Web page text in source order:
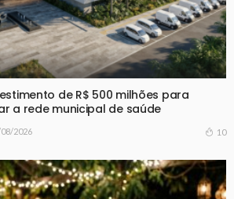
de R$ 500 milhões para
a rede municipal de saúde
2026 10